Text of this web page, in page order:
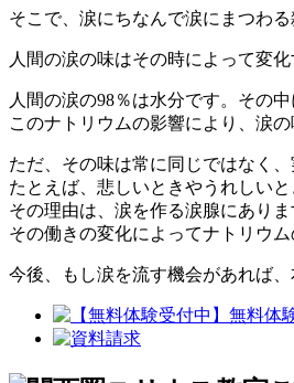
そこで、涙にちなんで涙にまつわる
人間の涙の味はその時によって変
人間の涙の98％は水分です。その
このナトリウムの影響により、涙
ただ、その味は常に同じではなく
たとえば、悲しいときやうれしい
その理由は、涙を作る涙腺にあり
その働きの変化によってナトリウ
今後、もし涙を流す機会があれば